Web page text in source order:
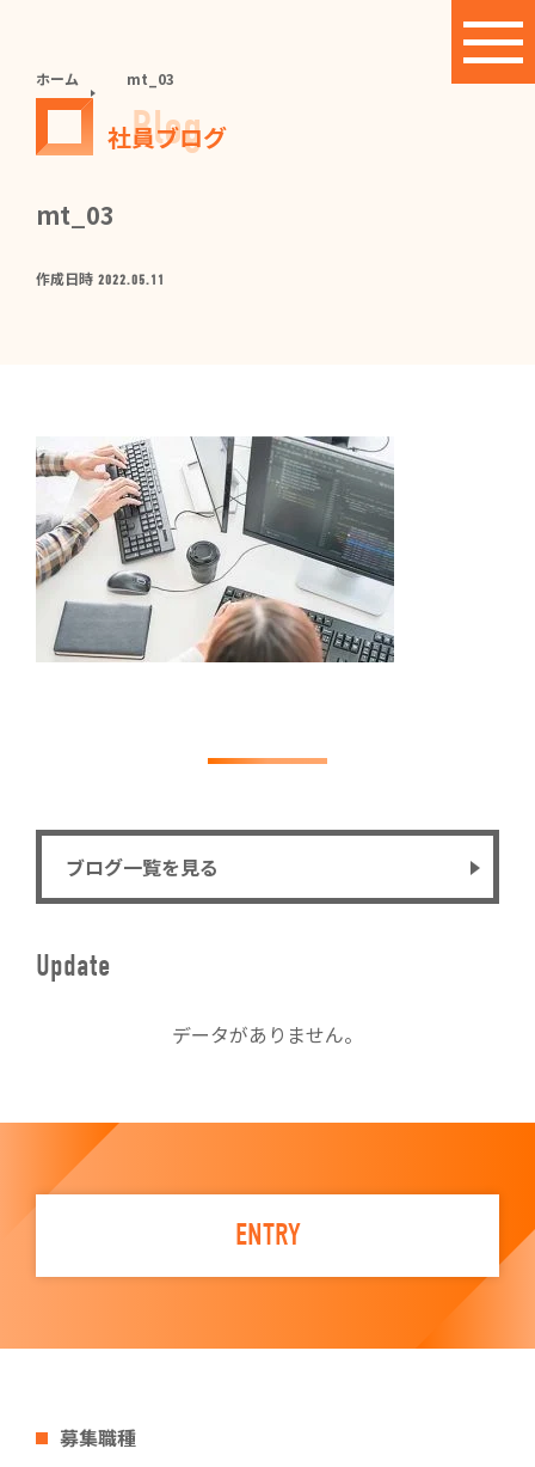
ホーム mt_03
Blog
社員ブログ
mt_03
作成日時 2022.05.11
ブログ一覧を見る
Update
データがありません。
ENTRY
募集職種